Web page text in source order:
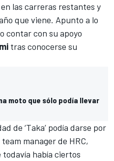
las carreras restantes y
que viene. Apunto a lo
contar con su apoyo
tras conocerse su
moto que sólo podía llevar
de ‘Taka’ podía darse por
team manager de HRC,
todavía había ciertos